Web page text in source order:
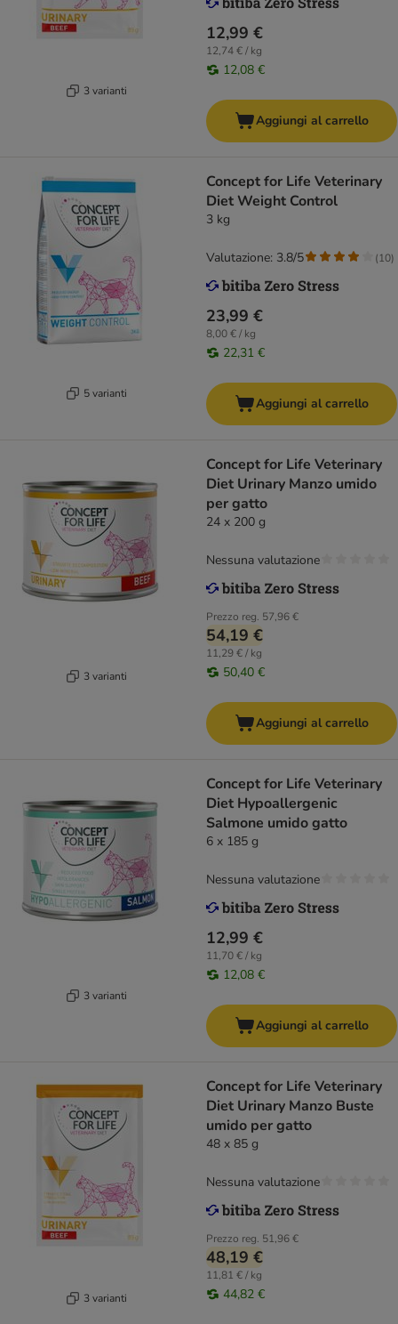
3 varianti
12,99 €
12,74 € / kg
12,08 €
Aggiungi al carrello
5 varianti
Concept for Life Veterinary
Diet Weight Control
3 kg
23,99 €
8,00 € / kg
22,31 €
Valutazione: 3.8/5 (10)
Aggiungi al carrello
3 varianti
Concept for Life Veterinary
Diet Urinary Manzo umido
per gatto
24 x 200 g
Prezzo reg. 57,96 €
54,19 €
11,29 € / kg
50,40 €
Nessuna valutazione
Aggiungi al carrello
3 varianti
Concept for Life Veterinary
Diet Hypoallergenic
Salmone umido gatto
6 x 185 g
12,99 €
11,70 € / kg
12,08 €
Nessuna valutazione
Aggiungi al carrello
3 varianti
Concept for Life Veterinary
Diet Urinary Manzo Buste
umido per gatto
48 x 85 g
Prezzo reg. 51,96 €
48,19 €
11,81 € / kg
44,82 €
Nessuna valutazione